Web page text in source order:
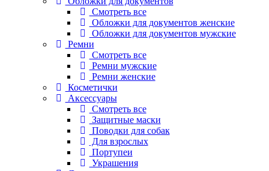
Смотреть все
Обложки для документов женские
Обложки для документов мужские
Ремни
Смотреть все
Ремни мужские
Ремни женские
Косметички
Аксессуары
Смотреть все
Защитные маски
Поводки для собак
Для взрослых
Портупеи
Украшения